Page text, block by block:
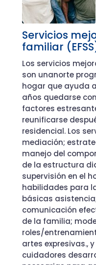
Servicios
familiar
Los servicios
son unanorte
hogar que ayuda
años quedarse
factores
reunificarse
residencial. Los
mediación;
manejo del
de la estructura
supervisión en el
habilidades para
básicas asistencia
comunicación
de la familia;
roles/
artes expresivas.,
cuidadores